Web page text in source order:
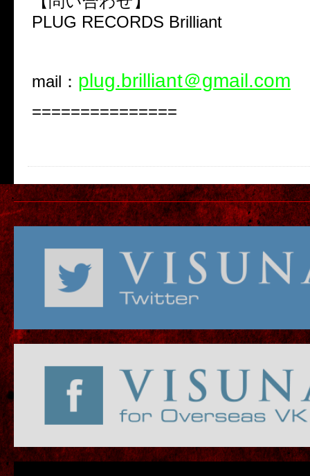
PLUG RECORDS Brilliant
mail： plug.brilliant＠gmail.com
===============